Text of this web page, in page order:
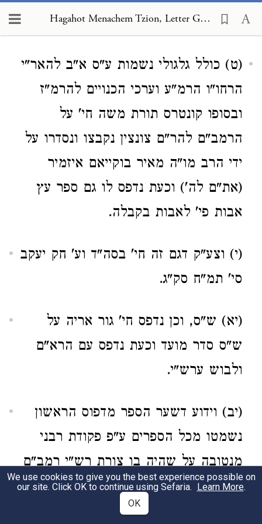
Hagahot Menachem Tzion, Letter Gimel 9
(ט) כולל גלגולי נשמות ע"ס א"ב להאר"י
הרחו"ו הרמ"ע וערכי הכנויים להרמ"ז
ובסופו קונטרס תורת משה חי' על
הרמב"ם להר"ם צונצין נקבצו ונסדרו על
ידי הרב מו"ה מאיר בוקייאם איזמיר
(את"ם לה') וכעת נדפס לו גם ספר עץ
אבות פי' לאבות בקבלה.
(י) וצע"ק דגם זה חי' בסה"ד וע' חק יעקב
סי' תמ"ח סק"ג.
(יא) ש"ס, וכן נדפס חי' גור אריה על
ש"ס סדר מועד וכעת נדפס עם הרא"ם
ולבוש ערש"י.
(יב) וידוע דשער הספר מדפוס הראשון
נשמטו מכל הספרים ע"פ פקודת רבני
מנטובה על שהיה בו צורת רש"י רמב"ם
מהרי"ל מהרי"ק והרמ"א איש איש ספרו
בידו, דמות אדם להנה, עשו"ת שאילת
We use cookies to give you the best experience possible on
our site. Click OK to continue using Sefaria. Learn More.
OK